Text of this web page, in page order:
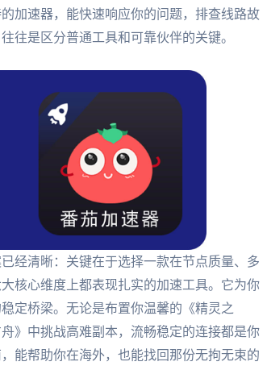
加速器，能快速响应你的问题，排查线路故
往是区分普通工具和可靠伙伴的关键。
经清晰：关键在于选择一款在节点质量、多
核心维度上都表现扎实的加速工具。它为你
定桥梁。无论是布置你温馨的《精灵之
》中挑战高难副本，流畅稳定的连接都是你
能帮助你在海外，也能找回那份无拘无束的